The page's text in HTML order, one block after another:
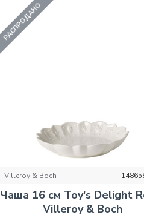
РАСПРОДАНО
Villeroy & Boch
Чаша 16 см Toy's Delight
Villeroy & Boch